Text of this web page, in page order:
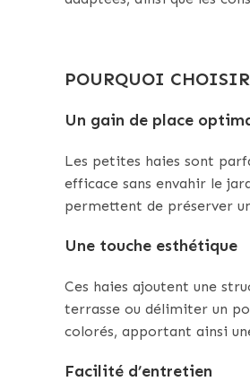
POURQUOI
Un gain de place
Les petites haies sont
efficace sans envahir le
permettent de préserver
Une touche esthétique
Ces haies ajoutent une
terrasse ou délimiter un
colorés, apportant ainsi
Facilité d’entretien